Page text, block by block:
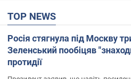
TOP NEWS
Росія стягнула під Москву
Зеленський пообіцяв
протидії